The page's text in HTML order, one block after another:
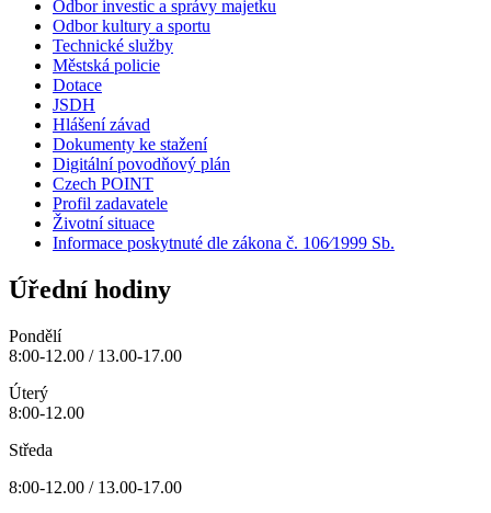
Odbor investic a správy majetku
Odbor kultury a sportu
Technické služby
Městská policie
Dotace
JSDH
Hlášení závad
Dokumenty ke stažení
Digitální povodňový plán
Czech POINT
Profil zadavatele
Životní situace
Informace poskytnuté dle zákona č. 106⁄1999 Sb.
Úřední hodiny
Pondělí
8:00-12.00 / 13.00-17.00
Úterý
8:00-12.00
Středa
8:00-12.00 / 13.00-17.00